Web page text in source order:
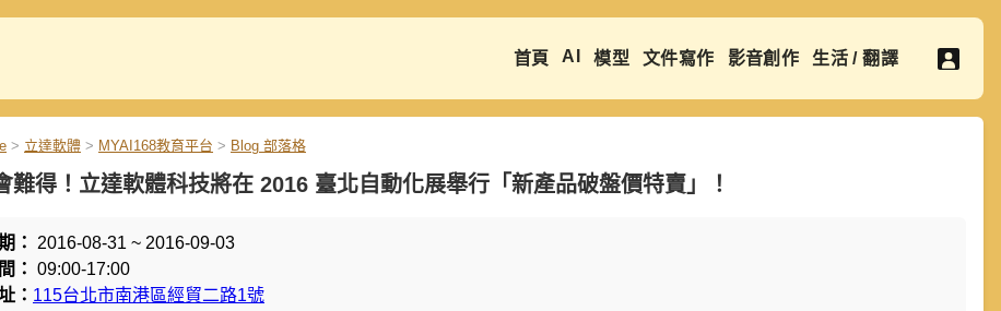
首頁 AI 模型 文件寫作 影音創作 生活 / 翻譯
> 立達軟體 > MYAI168教育平台 > Blog 部落格
難得！立達軟體科技將在 2016 臺北自動化展舉行「新產品破盤價特賣」！
：
2016-08-31 ~ 2016-09-03
： 09:00-17:00
： 115台北市南港區經貿二路1號